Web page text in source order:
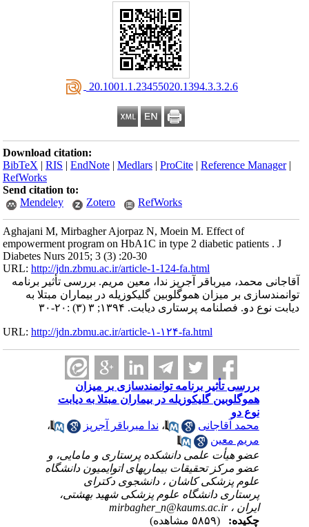
‎ 20.1001.1.23455020.1394.3.3.2.6
Download citation:
BibTeX |RIS |EndNote |Medlars |ProCite |Reference Manager
RefWorks
Send citation to:
Mendeley
Zotero RefWorks
Aghajani M, Mirbagher Ajorpaz N, Moein M. Effect of
empowerment program on HbA1C in type 2 diabetic patients . J
Diabetes Nurs 2015; 3 (3) :20-30
URL:http://jdn.zbmu.ac.ir/article-1-124-fa.html
آقاجانی محمد، میرباقر آجرپز ندا، معین مریم. بررسی تأثیر برنامه
توانمندسازی بر میزان هموگلوبین گلیکوزیله در بیماران مبتلا به
دیابت نوع دو. فصلنامه پرستاری دیابت. ۱۳۹۴; ۳ (۳) :۲۰-۳۰
URL:http://jdn.zbmu.ac.ir/article-۱-۱۲۴-fa.html
بررسی تأثیر برنامه توانمندسازی بر میزان
هموگلوبین گلیکوزیله در بیماران مبتلا به دیابت
نوع دو
محمد آقاجانی
،ندا میرباقر آجرپز
،
مریم معین
عضو هیأت علمی دانشکده پرستاری و مامایی، و
عضو مرکز تحقیقات بیماریهای اتوایمیون دانشگاه
علوم پزشکی کاشان ، دانشجوی دکترای
پرستاری دانشگاه علوم پزشکی شهید بهشتی،
ایران ، mirbagher_n@kaums.ac.ir
چکیده: